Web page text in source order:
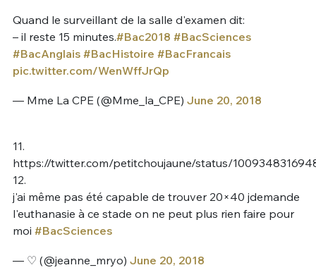
Quand le surveillant de la salle d'examen dit:
– il reste 15 minutes.#Bac2018 #BacSciences
#BacAnglais #BacHistoire #BacFrancais
pic.twitter.com/WenWffJrQp
— Mme La CPE (@Mme_la_CPE) June 20, 2018
11.
https://twitter.com/petitchoujaune/status/
12.
j'ai même pas été capable de trouver 20×40 jdemande
l'euthanasie à ce stade on ne peut plus rien faire pour
moi #BacSciences
— ♡ (@jeanne_mryo) June 20, 2018